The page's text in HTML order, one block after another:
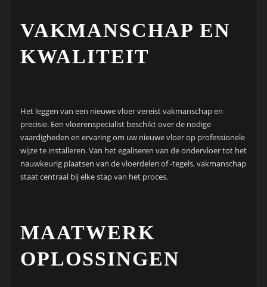
VAKMANSCHAP EN
KWALITEIT
Het leggen van een nieuwe vloer vereist vakmanschap en
precisie. Een vloerenspecialist beschikt over de nodige
vaardigheden en ervaring om uw nieuwe vloer op professionele
wijze te installeren. Van het egaliseren van de ondervloer tot het
nauwkeurig plaatsen van de vloerdelen of -tegels, vakmanschap
staat centraal bij elke stap van het proces.
MAATWERK
OPLOSSINGEN